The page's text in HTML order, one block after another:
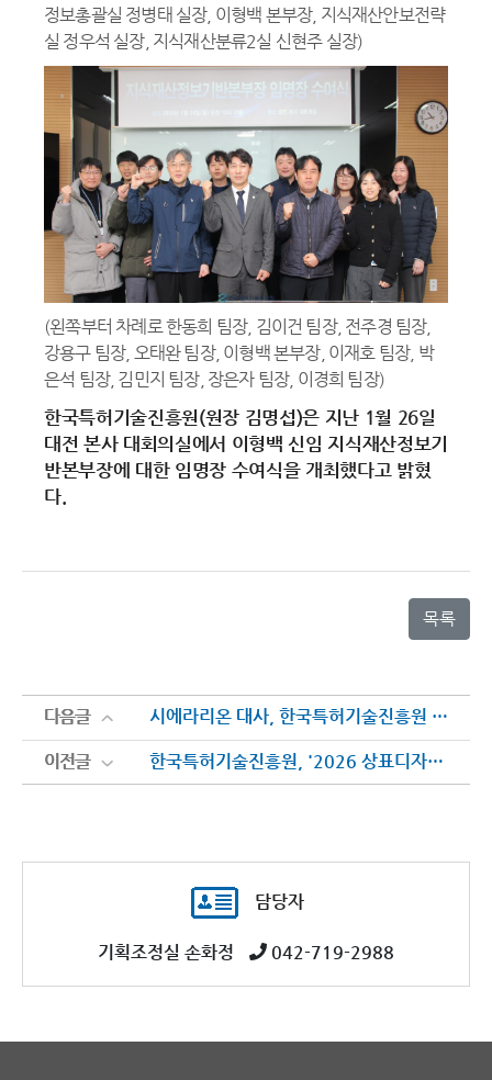
정보총괄실 정병태 실장, 이형백 본부장, 지식재산안보전략
실 정우석 실장, 지식재산분류2실 신현주 실장)
(왼쪽부터 차례로 한동희 팀장, 김이건 팀장, 전주경 팀장,
강용구 팀장, 오태완 팀장, 이형백 본부장, 이재호 팀장, 박
은석 팀장, 김민지 팀장, 장은자 팀장, 이경희 팀장)
한국특허기술진흥원(원장 김명섭)은 지난 1월 26일
대전 본사 대회의실에서 이형백 신임 지식재산정보기
반본부장에 대한 임명장 수여식을 개최했다고 밝혔
다.
목록
다음글 시에라리온 대사, 한국특허기술진흥원 방문
다음글
이전글 한국특허기술진흥원, '2026 상표디자인센터 표창 및 우수직원 포상 수여식' 개최
이전글
담당자
기획조정실 손화정 042-719-2988